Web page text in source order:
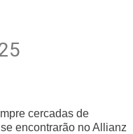
cercadas de
encontrarão no Allianz